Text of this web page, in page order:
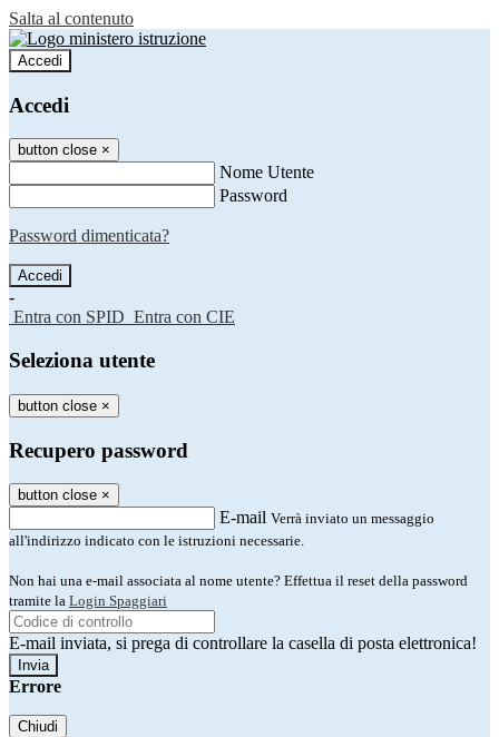
Salta al contenuto
Accedi
Accedi
button close ×
Nome Utente
Password
Password dimenticata?
-
Entra con SPID Entra con CIE
Seleziona utente
button close ×
Recupero password
button close ×
E-mail Verrà inviato un messaggio
all'indirizzo indicato con le istruzioni necessarie.
Non hai una e-mail associata al nome utente? Effettua il reset della password
tramite la Login Spaggiari
E-mail inviata, si prega di controllare la casella di posta elettronica!
Errore
Chiudi